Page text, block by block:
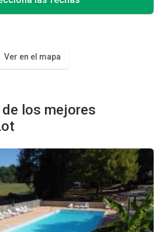
Ver en el mapa
los mejores